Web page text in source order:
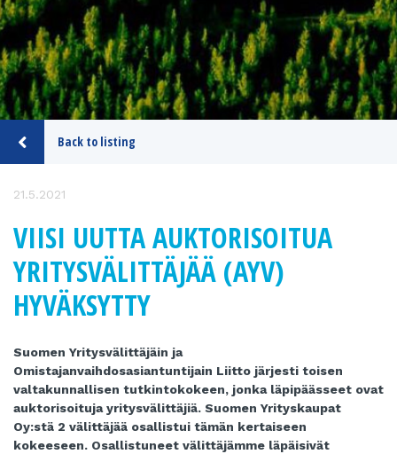
Back to listing
21.5.2021
VIISI UUTTA AUKTORISOITUA
YRITYSVÄLITTÄJÄÄ (AYV)
HYVÄKSYTTY
Suomen Yritysvälittäjäin ja
Omistajanvaihdosasiantuntijain Liitto järjesti toisen
valtakunnallisen tutkintokokeen, jonka läpipäässeet ovat
auktorisoituja yritysvälittäjiä. Suomen Yrityskaupat
Oy:stä 2 välittäjää osallistui tämän kertaiseen
kokeeseen. Osallistuneet välittäjämme läpäisivät